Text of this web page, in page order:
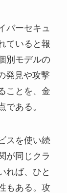
バーセキュ
ていると報
別モデルの
発見や攻撃
ことを、金
である。
スを使い続
が同じクラ
れば、ひと
もある。攻